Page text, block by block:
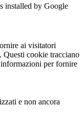
installed by Google
ai visitatori
Questi cookie tracciano
per fornire
e non ancora